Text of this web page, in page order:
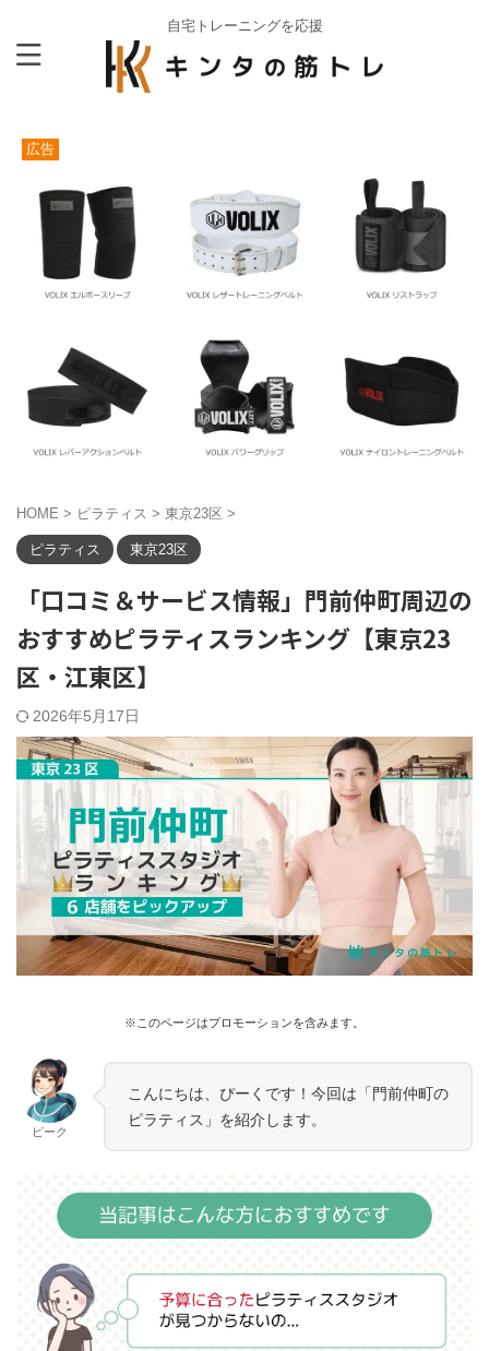
自宅トレーニングを応援
広告
HOME > ピラティス > 東京23区 >
ピラティス 東京23区
「口コミ＆サービス情報」門前仲町周辺の
おすすめピラティスランキング【東京23
区・江東区】
2026年5月17日
※このページはプロモーションを含みます。
ピーク
こんにちは、ぴーくです！今回は「門前仲町の
ピラティス」を紹介します。